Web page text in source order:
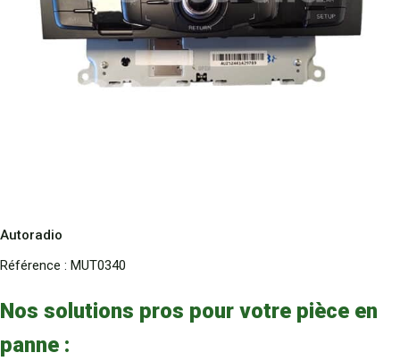
Autoradio
Référence : MUT0340
Nos solutions pros pour votre pièce en
panne :